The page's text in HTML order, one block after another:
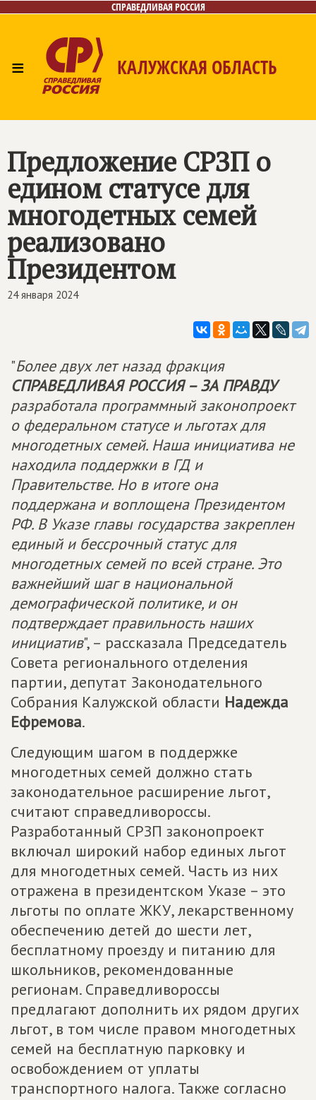
СПРАВЕДЛИВАЯ РОССИЯ
≡ КАЛУЖСКАЯ ОБЛАСТЬ
Предложение СРЗП о
едином статусе для
многодетных семей
реализовано
Президентом
24 января 2024
"Более двух лет назад фракция
СПРАВЕДЛИВАЯ РОССИЯ – ЗА ПРАВДУ
разработала программный законопроект
о федеральном статусе и льготах для
многодетных семей. Наша инициатива не
находила поддержки в ГД и
Правительстве. Но в итоге она
поддержана и воплощена Президентом
РФ. В Указе главы государства закреплен
единый и бессрочный статус для
многодетных семей по всей стране. Это
важнейший шаг в национальной
демографической политике, и он
подтверждает правильность наших
инициатив", – рассказала Председатель
Совета регионального отделения
партии, депутат Законодательного
Собрания Калужской области Надежда
Ефремова.
Следующим шагом в поддержке
многодетных семей должно стать
законодательное расширение льгот,
считают справедливороссы.
Разработанный СРЗП законопроект
включал широкий набор единых льгот
для многодетных семей. Часть из них
отражена в президентском Указе – это
льготы по оплате ЖКУ, лекарственному
обеспечению детей до шести лет,
бесплатному проезду и питанию для
школьников, рекомендованные
регионам. Справедливороссы
предлагают дополнить их рядом других
льгот, в том числе правом многодетных
семей на бесплатную парковку и
освобождением от уплаты
транспортного налога. Также согласно